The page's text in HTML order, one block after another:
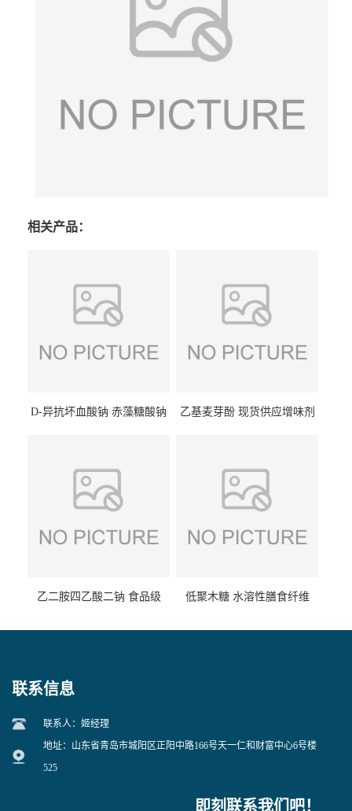
相关产品：
D-异抗坏血酸钠 赤藻糖酸钠
乙基麦芽酚 现货供应增味剂
乙二胺四乙酸二钠 食品级
低聚木糖 水溶性膳食纤维
联系信息
联系人：姬经理
地址：山东省青岛市城阳区正阳中路166号天一仁和财富中心6号楼
525
即刻联系我们吧！